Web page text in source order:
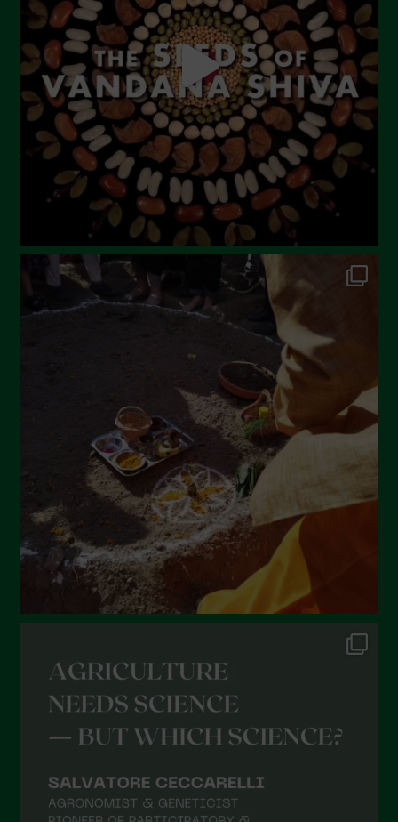
Luglio 2023
Giugno 2023
Maggio 2023
Aprile 2023
Marzo 2023
Febbraio 2023
Dicembre 2022
Novembre 2022
Ottobre 2022
Settembre 2022
Aprile 2022
Marzo 2022
Febbraio 2022
Gennaio 2022
Dicembre 2021
Novembre 2021
Settembre 2021
Agosto 2021
Luglio 2021